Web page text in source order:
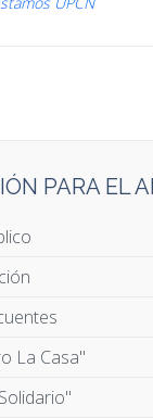
PARA EL
La Casa"